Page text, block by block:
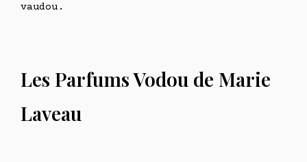
vaudou.
Les Parfums Vodou de Marie
Laveau